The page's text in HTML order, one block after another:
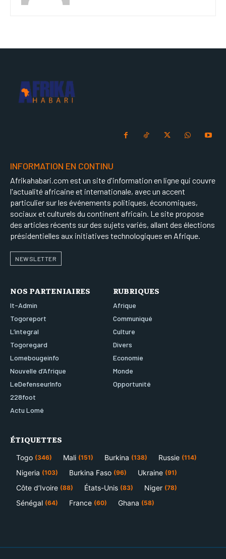
INFORMATION EN CONTINU
Afrikahabari.com est un site d'information en ligne qui couvre
l'actualité africaine et internationale, avec un accent
particulier sur les événements politiques, économiques,
sociaux et culturels du continent africain. Le site propose
des articles récents sur des sujets variés, allant des élections
présidentielles aux initiatives technologiques en Afrique.
NEWSLETTER
NOS PARTENIAIRES
It-Admin
Togoreport
L’integral
Togoregard
Lomebougeinfo
Nouvelle d’Afrique
LeDefenseurInfo
228foot
Actu Lomé
RUBRIQUES
Afrique
Communiqué
Culture
Divers
Economie
Monde
Opportunité
ÉTIQUETTES
Togo (346) Mali (151) Burkina (138) Russie (114)
Nigeria (103) Burkina Faso (96) Ukraine (91)
Côte d’Ivoire (88) États-Unis (83) Niger (78)
Sénégal (64) France (60) Ghana (58)